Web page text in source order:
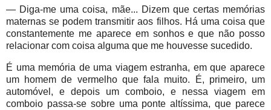
— Diga-me uma coisa, mãe... Dizem que certas memórias
maternas se podem transmitir aos filhos. Há uma coisa que
constantemente me aparece em sonhos e que não posso
relacionar com coisa alguma que me houvesse sucedido.
É uma memória de uma viagem estranha, em que aparece
um homem de vermelho que fala muito. É, primeiro, um
automóvel, e depois um comboio, e nessa viagem em
comboio passa-se sobre uma ponte altíssima, que parece